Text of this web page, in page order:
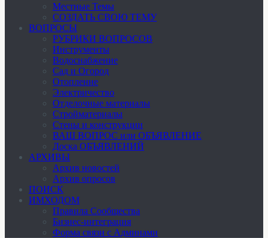
Местные Темы
СОЗДАТЬ СВОЮ ТЕМУ
ВОПРОСЫ
РУБРИКИ ВОПРОСОВ
Инструменты
Водоснабжение
Сад и Огород
Отопление
Электричество
Отделочные материалы
Стройматериалы
Стены и конструкции
ВАШ ВОПРОС или ОБЪЯВЛЕНИЕ
Доска ОБЪЯВЛЕНИЙ
АРХИВЫ
Архив новостей
Архив опросов
ПОИСК
ИМХОДОМ
Правила Сообщества
Бизнес-интеграция
Форма связи с Админами